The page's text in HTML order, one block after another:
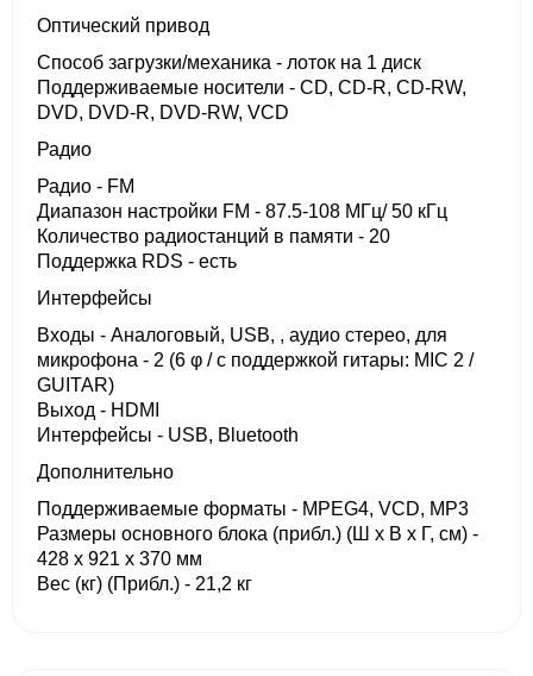
Оптический привод
Cпособ загрузки/механика - лоток на 1 диск
Поддерживаемые носители - CD, CD-R, CD-RW,
DVD, DVD-R, DVD-RW, VCD
Радио
Радио - FM
Диапазон настройки FM - 87.5-108 МГц/ 50 кГц
Количество радиостанций в памяти - 20
Поддержка RDS - есть
Интерфейсы
Входы - Аналоговый, USB, , аудио стерео, для
микрофона - 2 (6 φ / с поддержкой гитары: MIC 2 /
GUITAR)
Выход - HDMI
Интерфейсы - USB, Bluetooth
Дополнительно
Поддерживаемые форматы - MPEG4, VCD, MP3
Размеры основного блока (прибл.) (Ш x В x Г, см) -
428 x 921 x 370 мм
Вес (кг) (Прибл.) - 21,2 кг